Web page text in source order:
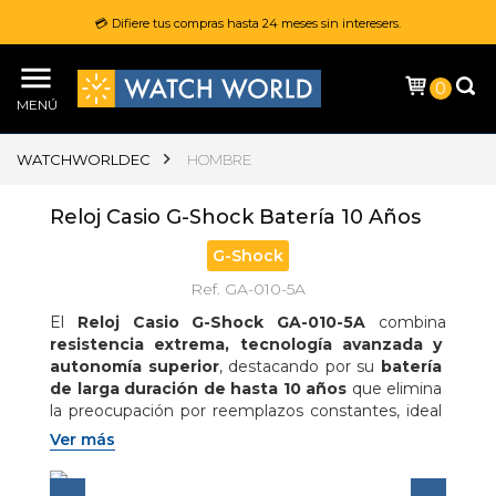
💳 Difiere tus compras hasta 24 meses sin interesers.
MENÚ
0
WATCHWORLDEC HOMBRE
Reloj Casio G-Shock Batería 10 Años
G-Shock
Ref. GA-010-5A
El Reloj Casio G-Shock GA-010-5A combina
resistencia extrema, tecnología avanzada y
autonomía superior, destacando por su batería
de larga duración de hasta 10 años que elimina
la preocupación por reemplazos constantes, ideal
para un estilo de vida activo; su diseño de
grande y robusta
Guard
resina de base biológica
Ver más